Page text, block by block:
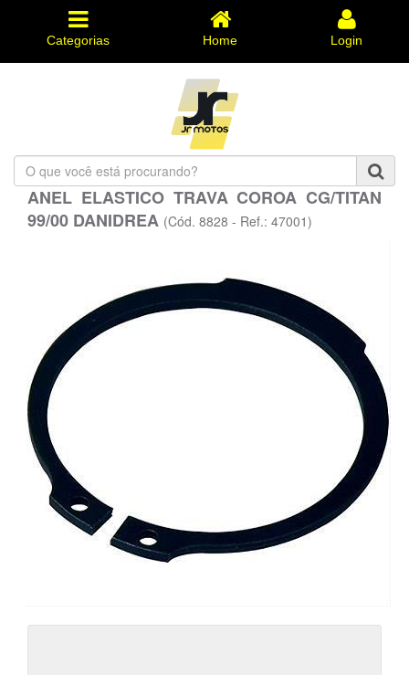
Categorias Home Login
O
que
você
está
ANEL ELASTICO TRAVA COROA CG/TITAN
99/00 DANIDREA (Cód. 8828 - Ref.: 47001)